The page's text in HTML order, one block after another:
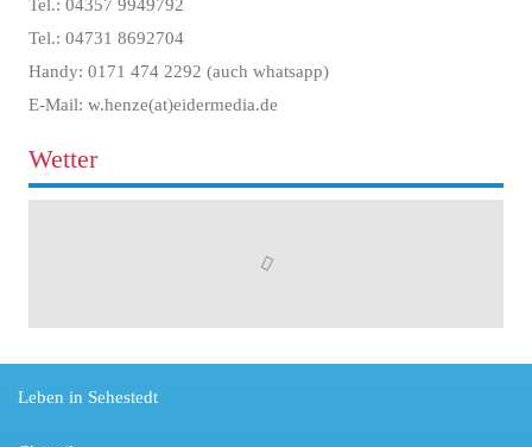
Tel.: 04357 9949792
Tel.: 04731 8692704
Handy: 0171 474 2292 (auch whatsapp)
E-Mail: w.henze(at)eidermedia.de
Wetter
Leben in Sehestedt